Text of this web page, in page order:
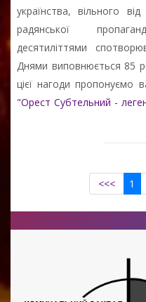
українства, вільного
радянської
десятиліттями
Днями виповнюється 85
цієї нагоди пропонуємо
"Орест Субтельний -
<<< 1